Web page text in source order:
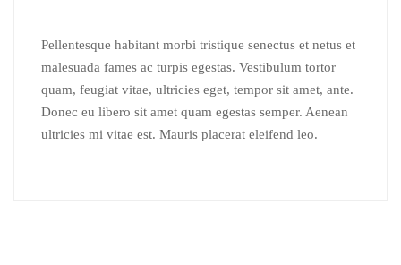
Pellentesque habitant morbi tristique senectus et netus et
malesuada fames ac turpis egestas. Vestibulum tortor
quam, feugiat vitae, ultricies eget, tempor sit amet, ante.
Donec eu libero sit amet quam egestas semper. Aenean
ultricies mi vitae est. Mauris placerat eleifend leo.